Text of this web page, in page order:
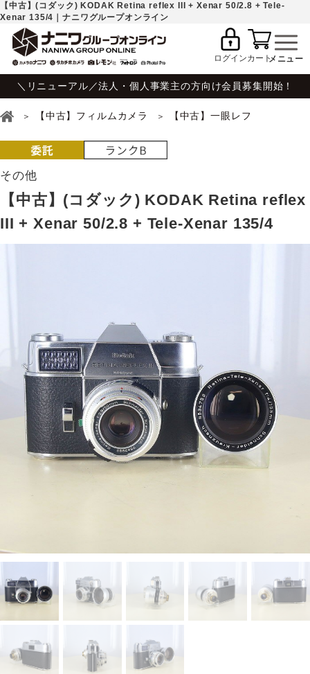
【中古】(コダック) KODAK Retina reflex III + Xenar 50/2.8 + Tele-
Xenar 135/4｜ナニワグループオンライン
ログインカート
＼リニューアル／法人・個人事業主の方向け会員募集開始！
【中古】フィルムカメラ 【中古】一眼レフ
その他
【中古】(コダック) KODAK Retina reflex
III + Xenar 50/2.8 + Tele-Xenar 135/4